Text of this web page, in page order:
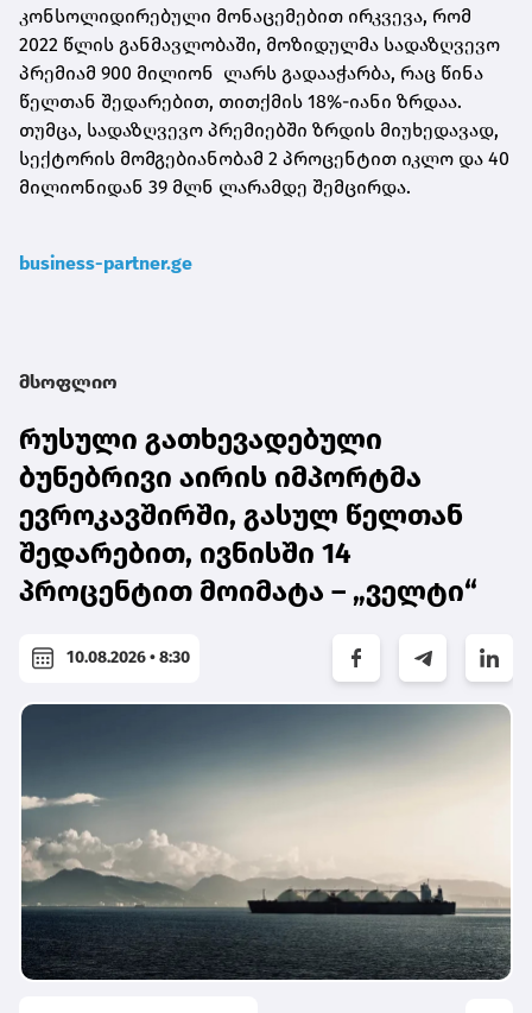
კონსოლიდირებული მონაცემებით ირკვევა, რომ
2022 წლის განმავლობაში, მოზიდულმა სადაზღვევო
პრემიამ 900 მილიონ ლარს გადააჭარბა, რაც წინა
წელთან შედარებით, თითქმის 18%-იანი ზრდაა.
თუმცა, სადაზღვევო პრემიებში ზრდის მიუხედავად,
სექტორის მომგებიანობამ 2 პროცენტით იკლო და 40
მილიონიდან 39 მლნ ლარამდე შემცირდა.
business-partner.ge
მსოფლიო
რუსული გათხევადებული
ბუნებრივი აირის იმპორტმა
ევროკავშირში, გასულ წელთან
შედარებით, ივნისში 14
პროცენტით მოიმატა – „ველტი“
10.08.2026 • 8:30